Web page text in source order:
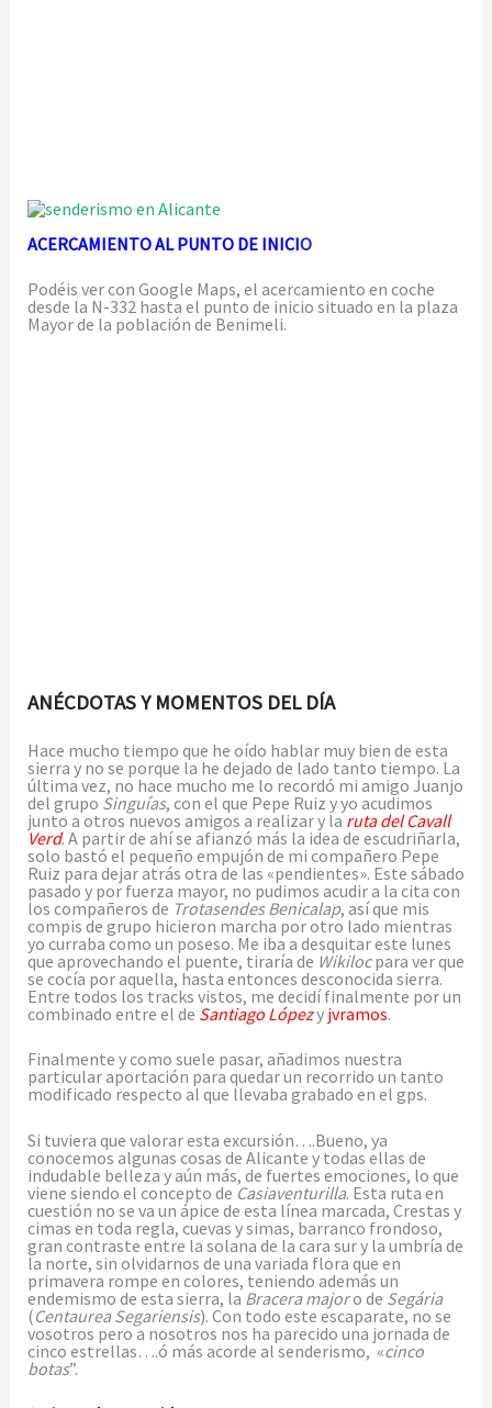
ACERCAMIENTO AL PUNTO DE INICIO
Podéis ver con Google Maps, el acercamiento en coche
desde la N-332 hasta el punto de inicio situado en la plaza
Mayor de la población de Benimeli.
ANÉCDOTAS Y MOMENTOS DEL DÍA
Hace mucho tiempo que he oído hablar muy bien de esta
sierra y no se porque la he dejado de lado tanto tiempo. La
última vez, no hace mucho me lo recordó mi amigo Juanjo
del grupo Singuías, con el que Pepe Ruiz y yo acudimos
junto a otros nuevos amigos a realizar y laruta del Cavall
Verd. A partir de ahí se afianzó más la idea de escudriñarla,
solo bastó el pequeño empujón de mi compañero Pepe
Ruiz para dejar atrás otra de las «pendientes». Este sábado
pasado y por fuerza mayor, no pudimos acudir a la cita con
los compañeros de Trotasendes Benicalap, así que mis
compis de grupo hicieron marcha por otro lado mientras
yo curraba como un poseso. Me iba a desquitar este lunes
que aprovechando el puente, tiraría de Wikilocpara ver que
se cocía por aquella, hasta entonces desconocida sierra.
Entre todos los tracks vistos, me decidí finalmente por un
combinado entre el de Santiago Lópezyjvramos.
Finalmente y como suele pasar, añadimos nuestra
particular aportación para quedar un recorrido un tanto
modificado respecto al que llevaba grabado en el gps.
Si tuviera que valorar esta excursión….Bueno, ya
conocemos algunas cosas de Alicante y todas ellas de
indudable belleza y aún más, de fuertes emociones, lo que
viene siendo el concepto de Casiaventurilla. Esta ruta en
cuestión no se va un ápice de esta línea marcada, Crestas y
cimas en toda regla, cuevas y simas, barranco frondoso,
gran contraste entre la solana de la cara sur y la umbría de
la norte, sin olvidarnos de una variada flora que en
primavera rompe en colores, teniendo además un
endemismo de esta sierra, la Braceramajoro de Segária
(Centaurea Segariensis). Con todo este escaparate, no se
vosotros pero a nosotros nos ha parecido una jornada de
cinco estrellas….ó más acorde al senderismo, «cinco
botas”.